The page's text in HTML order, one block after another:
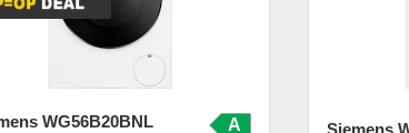
WG56B20BNL A Siemens